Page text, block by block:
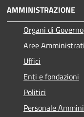
AMMINISTRAZIONE
Organi di Governo
Aree
Uffici
Enti e fondazioni
Politici
Personale